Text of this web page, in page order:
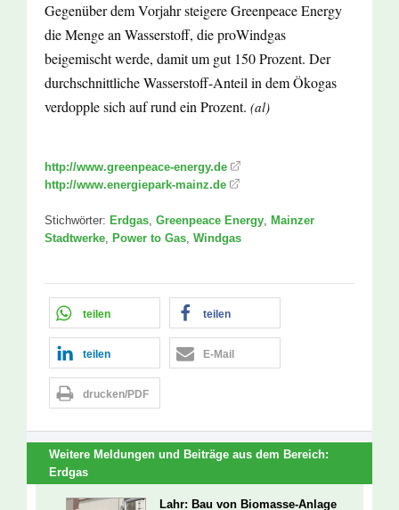
Gegenüber dem Vorjahr steigere Greenpeace Energy
die Menge an Wasserstoff, die proWindgas
beigemischt werde, damit um gut 150 Prozent. Der
durchschnittliche Wasserstoff-Anteil in dem Ökogas
verdopple sich auf rund ein Prozent. (al)
http://www.greenpeace-energy.de
http://www.energiepark-mainz.de
Stichwörter: Erdgas, Greenpeace Energy, Mainzer
Stadtwerke, Power to Gas, Windgas
teilen teilen
teilen E-Mail
drucken/PDF
Weitere Meldungen und Beiträge aus dem Bereich:
Erdgas
Lahr: Bau von Biomasse-Anlage